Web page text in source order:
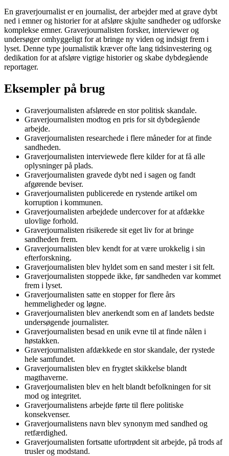
En graverjournalist er en journalist, der arbejder med at grave dybt
ned i emner og historier for at afsløre skjulte sandheder og udforske
komplekse emner. Graverjournalisten forsker, interviewer og
undersøger omhyggeligt for at bringe ny viden og indsigt frem i
lyset. Denne type journalistik kræver ofte lang tidsinvestering og
dedikation for at afsløre vigtige historier og skabe dybdegående
reportager.
Eksempler på brug
Graverjournalisten afslørede en stor politisk skandale.
Graverjournalisten modtog en pris for sit dybdegående
arbejde.
Graverjournalisten researchede i flere måneder for at finde
sandheden.
Graverjournalisten interviewede flere kilder for at få alle
oplysninger på plads.
Graverjournalisten gravede dybt ned i sagen og fandt
afgørende beviser.
Graverjournalisten publicerede en rystende artikel om
korruption i kommunen.
Graverjournalisten arbejdede undercover for at afdække
ulovlige forhold.
Graverjournalisten risikerede sit eget liv for at bringe
sandheden frem.
Graverjournalisten blev kendt for at være urokkelig i sin
efterforskning.
Graverjournalisten blev hyldet som en sand mester i sit felt.
Graverjournalisten stoppede ikke, før sandheden var kommet
frem i lyset.
Graverjournalisten satte en stopper for flere års
hemmeligheder og løgne.
Graverjournalisten blev anerkendt som en af landets bedste
undersøgende journalister.
Graverjournalisten besad en unik evne til at finde nålen i
høstakken.
Graverjournalisten afdækkede en stor skandale, der rystede
hele samfundet.
Graverjournalisten blev en frygtet skikkelse blandt
magthaverne.
Graverjournalisten blev en helt blandt befolkningen for sit
mod og integritet.
Graverjournalistens arbejde førte til flere politiske
konsekvenser.
Graverjournalistens navn blev synonym med sandhed og
retfærdighed.
Graverjournalisten fortsatte ufortrødent sit arbejde, på trods af
trusler og modstand.